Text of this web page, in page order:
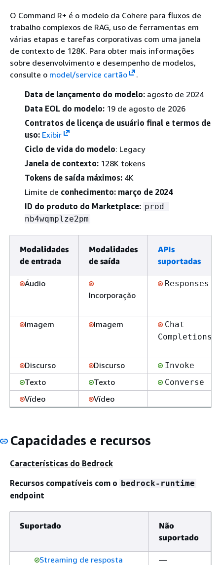
O Command R+ é o modelo da Cohere para fluxos de
trabalho complexos de RAG, uso de ferramentas em
várias etapas e tarefas corporativas com uma janela
de contexto de 128K. Para obter mais informações
sobre desenvolvimento e desempenho de modelos,
consulte o model/service cartão
.
Data de lançamento do modelo: agosto de 2024
Data EOL do modelo: 19 de agosto de 2026
Contratos de licença de usuário final e termos de
uso: Exibir
Ciclo de vida do modelo: Legacy
Janela de contexto: 128K tokens
Tokens de saída máximos: 4K
Limite de conhecimento: março de 2024
ID do produto do Marketplace: prod-
nb4wqmplze2pm
Modalidades
de entrada
Modalidades
de saída
APIs
suportadas
Áudio
Incorporação
Responses
Imagem Imagem
Chat
Completions
Discurso Discurso Invoke
Texto Texto Converse
Vídeo Vídeo
Capacidades e recursos
Características do Bedrock
Recursos compatíveis com o bedrock-runtime
endpoint
Suportado
Não
suportado
Streaming de resposta
—